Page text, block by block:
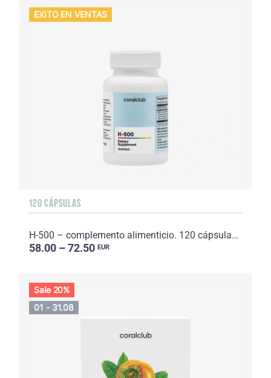
EXITO EN VENTAS
120 CÁPSULAS
H-500 – complemento alimenticio. 120 cápsulas. Peso neto: 46 g.
58.00 – 72.50 EUR
Sale 20%
01 - 31.08